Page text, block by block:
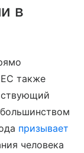
в
также
призывает
человека